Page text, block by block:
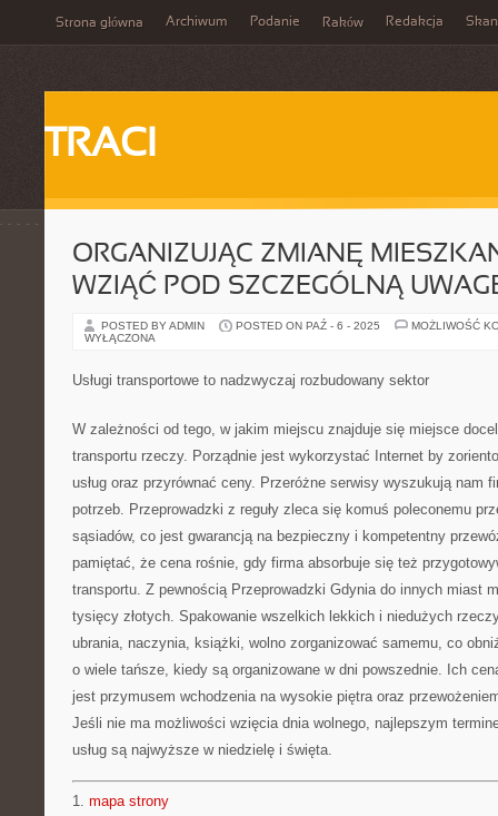
Strona główna Archiwum Podanie Raków Redakcja
TRACI
ORGANIZUJĄC ZMIANĘ
WZIĄĆ POD SZCZEGÓLNĄ
POSTED BY ADMIN POSTED ON PAŹ - 6 - 2025
MOŻLIWOŚĆ
WYŁĄCZONA
Usługi transportowe to nadzwyczaj rozbudowany sektor
W zależności od tego, w jakim miejscu znajduje się miejsce
transportu rzeczy. Porządnie jest wykorzystać Internet by
usług oraz przyrównać ceny. Przeróżne serwisy wyszukują nam
potrzeb. Przeprowadzki z reguły zleca się komuś poleconemu
sąsiadów, co jest gwarancją na bezpieczny i kompetentny
pamiętać, że cena rośnie, gdy firma absorbuje się też
transportu. Z pewnością Przeprowadzki Gdynia do innych miast
tysięcy złotych. Spakowanie wszelkich lekkich i niedużych
ubrania, naczynia, książki, wolno zorganizować samemu, co
o wiele tańsze, kiedy są organizowane w dni powszednie. Ich
jest przymusem wchodzenia na wysokie piętra oraz
Jeśli nie ma możliwości wzięcia dnia wolnego, najlepszym
usług są najwyższe w niedzielę i święta.
1. mapa strony